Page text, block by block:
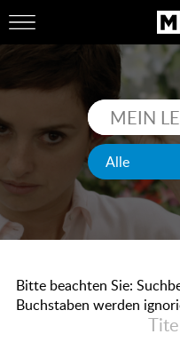
Bitte beachten Sie:
Buchstaben werden